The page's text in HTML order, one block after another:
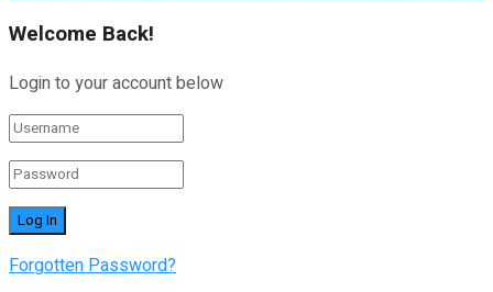
Welcome Back!
Login to your account below
Forgotten Password?